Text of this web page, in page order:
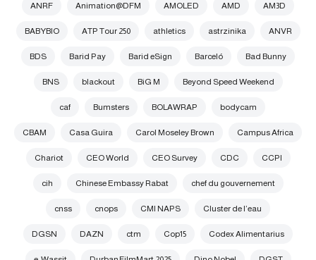
AM3D
AMD
AMOLED
Animation@DFM
ANRF
ANVR
astrzinika
athletics
ATP Tour 250
BABYBIO
Bad Bunny
Barceló
Barid eSign
Barid Pay
BDS
Beyond Speed Weekend
BiG M
blackout
BNS
bodycam
BOLAWRAP
Bumsters
caf
Campus Africa
Carol Moseley Brown
Casa Guira
CBAM
CCPI
CDC
CEO Survey
CEO World
Chariot
chef du gouvernement
Chinese Embassy Rabat
cih
Cluster de l’eau
CMI NAPS
cnops
cnss
Codex Alimentarius
Cop15
ctm
DAZN
DGSN